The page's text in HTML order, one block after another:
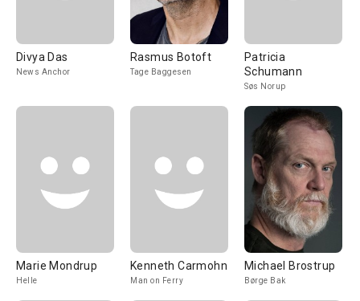
Divya Das
News Anchor
Rasmus Botoft
Tage Baggesen
Patricia
Schumann
Søs Norup
Marie Mondrup
Helle
Kenneth Carmohn
Man on Ferry
Michael Brostrup
Børge Bak